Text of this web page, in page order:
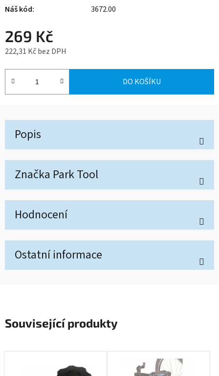
3672.00
269 Kč
222,31 Kč bez DPH
Měrná cena:
DO KOŠÍKU
Popis
Značka Park Tool
Hodnocení
Ostatní informace
Související produkty